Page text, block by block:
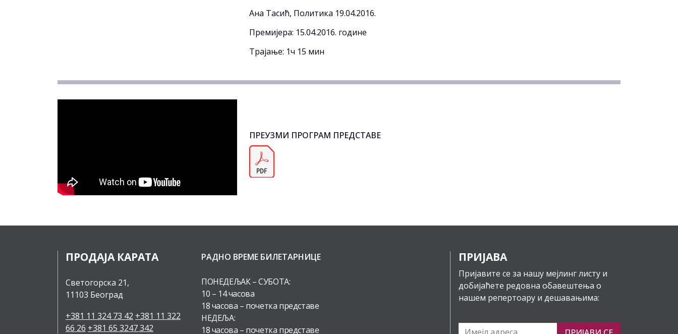
Ана Тасић, Политика 19.04.2016.
Премијера: 15.04.2016. године
Трајање: 1ч 15 мин
ПРЕУЗМИ ПРОГРАМ ПРЕДСТАВЕ
ПРОДАЈА КАРАТА
Светогорска 21,
11103 Београд
+381 11 324 73 42 +381 11 322
66 26 +381 65 3247 342
РАДНО ВРЕМЕ БИЛЕТАРНИЦЕ
ПОНЕДЕЉАК – СУБОТА:
10 – 14 часова
18 часова – почетка представе
НЕДЕЉА:
18 часова – почетка представе
ПРИЈАВА
Пријавите се за нашу мејлинг листу и
добијаћете редовна обавештења о
нашем репертоару и дешавањима: